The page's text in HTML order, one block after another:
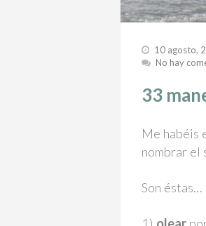
10 agosto,
No hay
33
Me habéis
nombrar el
Son éstas…